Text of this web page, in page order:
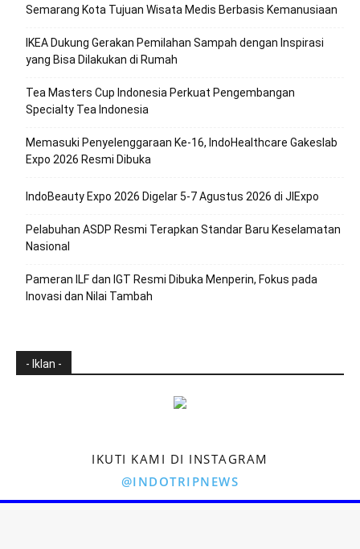
Semarang Kota Tujuan Wisata Medis Berbasis Kemanusiaan
IKEA Dukung Gerakan Pemilahan Sampah dengan Inspirasi
yang Bisa Dilakukan di Rumah
Tea Masters Cup Indonesia Perkuat Pengembangan
Specialty Tea Indonesia
Memasuki Penyelenggaraan Ke-16, IndoHealthcare Gakeslab
Expo 2026 Resmi Dibuka
IndoBeauty Expo 2026 Digelar 5-7 Agustus 2026 di JIExpo
Pelabuhan ASDP Resmi Terapkan Standar Baru Keselamatan
Nasional
Pameran ILF dan IGT Resmi Dibuka Menperin, Fokus pada
Inovasi dan Nilai Tambah
- Iklan -
IKUTI KAMI DI INSTAGRAM
@INDOTRIPNEWS